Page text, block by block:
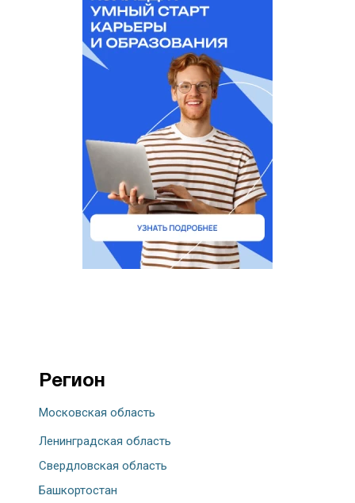
Регион
Московская область
Ленинградская область
Свердловская область
Башкортостан